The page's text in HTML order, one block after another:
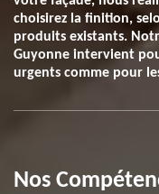
choisirez la finition,
produits existants.
Guyonne intervient
urgents comme pour
Nos